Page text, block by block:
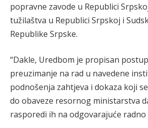
popravne zavode u Republici
tužilaštva u Republici Srpskoj i
Republike Srpske.
“Dakle, Uredbom je propisan
preuzimanje na rad u navedene
podnošenja zahtjeva i dokaza koji
do obaveze resornog ministarstva
rasporedi ih na odgovarajuće radno